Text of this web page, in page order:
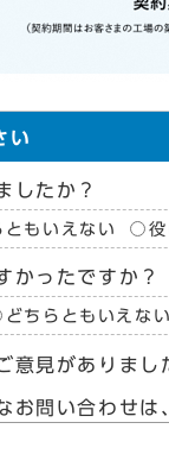
い
したか？
ともいえない
かったですか？
どちらともいえない
意見がありまし
お問い合わせ